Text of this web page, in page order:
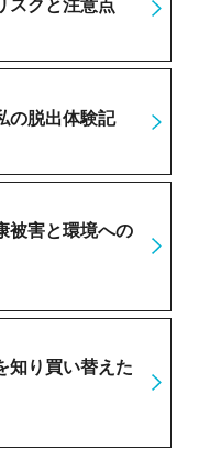
スクと注意点
の脱出体験記
被害と環境への
知り買い替えた